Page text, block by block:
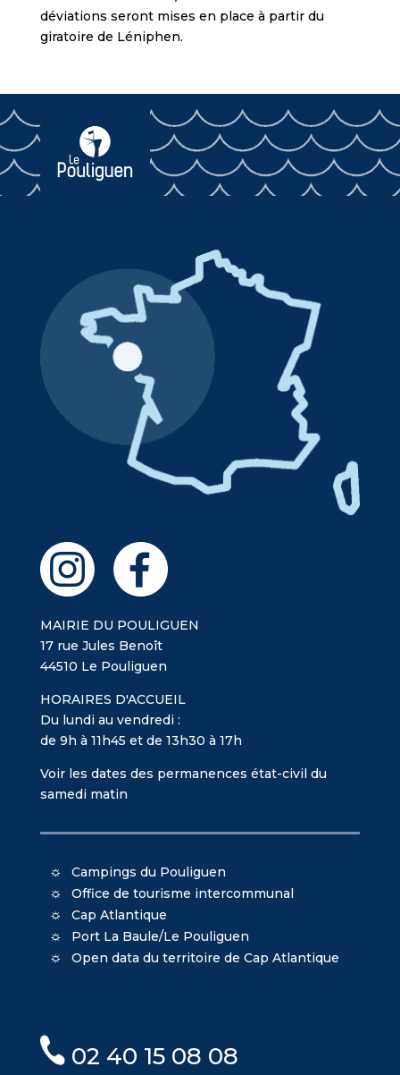
déviations seront mises en place à partir du
giratoire de Léniphen.
MAIRIE DU POULIGUEN
17 rue Jules Benoît
44510 Le Pouliguen
HORAIRES D'ACCUEIL
Du lundi au vendredi :
de 9h à 11h45 et de 13h30 à 17h
Voir les dates des permanences état-civil du
samedi matin
Campings du Pouliguen
Office de tourisme intercommunal
Cap Atlantique
Port La Baule/Le Pouliguen
Open data du territoire de Cap Atlantique
02 40 15 08 08